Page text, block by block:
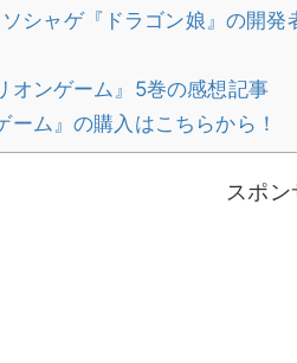
シャゲ『ドラゴン娘』の開発
オンゲーム』5巻の感想記事
ーム』の購入はこちらから！
スポ